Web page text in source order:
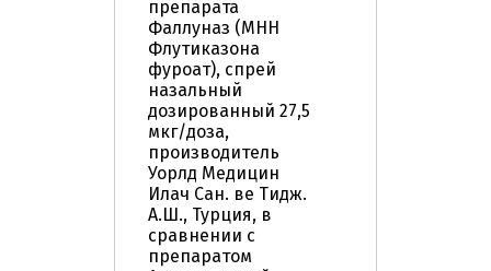
препарата
Фаллуназ (МНН
Флутиказона
фуроат), спрей
назальный
дозированный 27,5
мкг/доза,
производитель
Уорлд Медицин
Илач Сан. ве Тидж.
А.Ш., Турция, в
сравнении с
препаратом